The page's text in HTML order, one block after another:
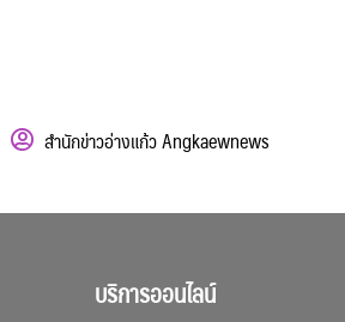
สำนักข่าวอ่างแก้ว Angkaewnews
บริการออนไลน์